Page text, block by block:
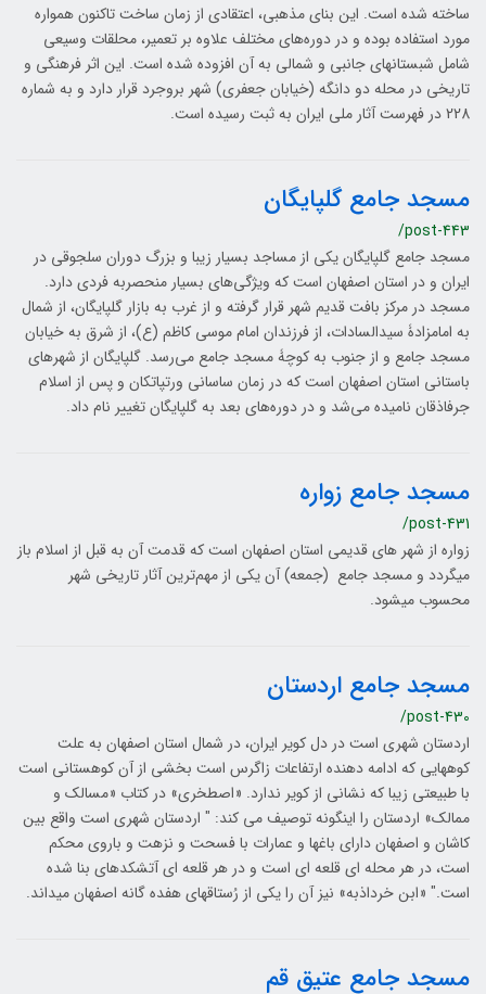
ساخته شده است. اين بناي مذهبي، اعتقادي از زمان ساخت تاكنون همواره
مورد استفاده بوده و در دوره‌هاي مختلف علاوه بر تعمير، محلقات وسيعي
شامل شبستانهاي جانبي و شمالي به آن افزوده شده است. اين اثر فرهنگي و
تاريخي در محله دو دانگه (خيابان جعفري) شهر بروجرد قرار دارد و به شماره
228 در فهرست آثار ملي ايران به ثبت رسيده است.
مسجد جامع گلپایگان
/post-443
مسجد جامع گلپایگان یکی از مساجد بسیار زیبا و بزرگ دوران سلجوقی در
ایران و در استان اصفهان است که ویژگی‌های بسیار منحصربه فردی دارد.
مسجد در مرکز بافت قدیم شهر قرار گرفته و از غرب به بازار گلپایگان، از شمال
به امامزادۀ سیدالسادات، از فرزندان امام موسی کاظم (ع)، از شرق به خیابان
مسجد جامع و از جنوب به کوچۀ مسجد جامع می‌رسد. گلپایگان از شهرهای
باستانی استان اصفهان است که در زمان ساسانی ورتپاتکان و پس از اسلام
جرفاذقان نامیده می‌شد و در دوره‌های بعد به گلپایگان تغییر نام داد.
مسجد جامع زواره
/post-431
زواره از شهر های قدیمی استان اصفهان است که قدمت آن به قبل از اسلام باز
می­گردد و مسجد جامع (جمعه) آن یکی از مهم‌ترین آثار تاریخی شهر
محسوب می­شود.
مسجد جامع اردستان
/post-430
اردستان شهری است در دل کویر ایران، در شمال استان اصفهان به علت
کوه‎هایی که ادامه دهنده ارتفاعات زاگرس است بخشی از آن کوهستانی است
با طبیعتی زیبا که نشانی از کویر ندارد. «اصطخری» در کتاب «مسالک و
ممالک» اردستان را این‎گونه توصیف می کند: " اردستان شهری است واقع بین
کاشان و اصفهان دارای باغ‎ها و عمارات با فسحت و نزهت و باروی محکم
است، در هر محله ای قلعه ای است و در هر قلعه ‎ای آتشکده‎ای بنا شده
است." «ابن خرداذبه» نیز آن‏ را یکی از رُستاق‎های هفده‎ گانه اصفهان می‎داند.
مسجد جامع عتیق قم